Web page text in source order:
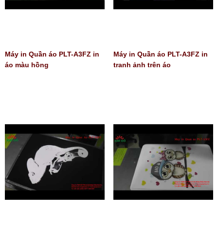
Máy in Quần áo PLT-A3FZ in
áo màu hồng
Máy in Quần áo PLT-A3FZ in
tranh ảnh trên áo